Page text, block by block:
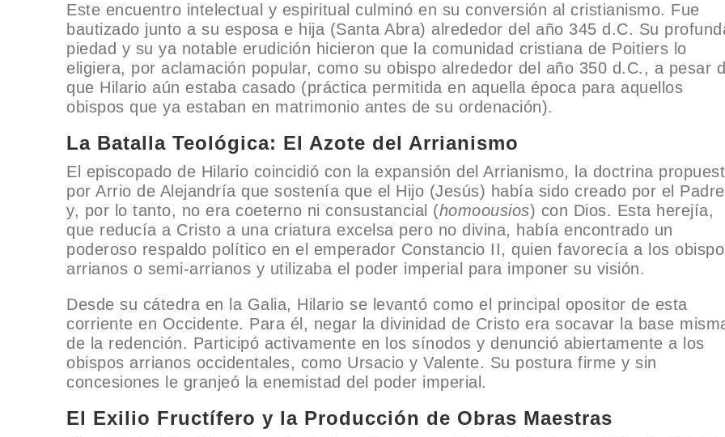
Este encuentro intelectual y espiritual culminó en su conversión al cristianismo. Fue
bautizado junto a su esposa e hija (Santa Abra) alrededor del año 345 d.C. Su
piedad y su ya notable erudición hicieron que la comunidad cristiana de Poitiers lo
eligiera, por aclamación popular, como su obispo alrededor del año 350 d.C., a pesar
que Hilario aún estaba casado (práctica permitida en aquella época para aquellos
obispos que ya estaban en matrimonio antes de su ordenación).
La Batalla Teológica: El Azote del Arrianismo
El episcopado de Hilario coincidió con la expansión del Arrianismo, la doctrina
por Arrio de Alejandría que sostenía que el Hijo (Jesús) había sido creado por el Padre
y, por lo tanto, no era coeterno ni consustancial (homoousios) con Dios. Esta herejía,
que reducía a Cristo a una criatura excelsa pero no divina, había encontrado un
poderoso respaldo político en el emperador Constancio II, quien favorecía a los
arrianos o semi-arrianos y utilizaba el poder imperial para imponer su visión.
Desde su cátedra en la Galia, Hilario se levantó como el principal opositor de esta
corriente en Occidente. Para él, negar la divinidad de Cristo era socavar la base
de la redención. Participó activamente en los sínodos y denunció abiertamente a los
obispos arrianos occidentales, como Ursacio y Valente. Su postura firme y sin
concesiones le granjeó la enemistad del poder imperial.
El Exilio Fructífero y la Producción de Obras Maestras